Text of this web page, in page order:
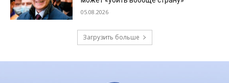
05.08.2026
Загрузить больше